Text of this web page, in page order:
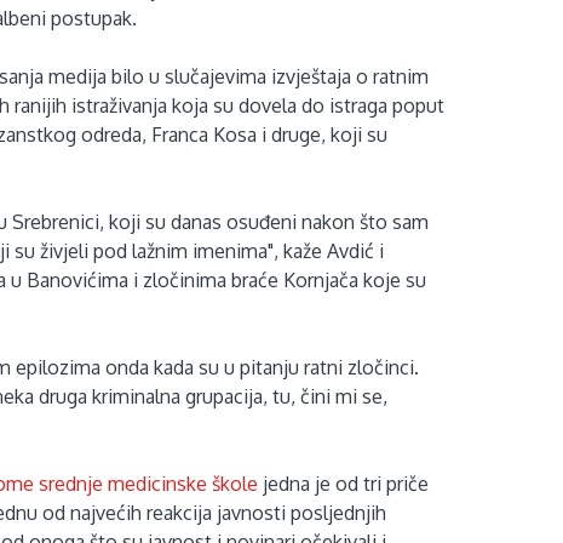
postupak.
medija bilo u slučajevima izvještaja o ratnim
istraživanja koja su dovela do istraga poput
odreda, Franca Kosa i druge, koji su
koji su danas osuđeni nakon što sam
živjeli pod lažnim imenima", kaže Avdić i
Banovićima i zločinima braće Kornjača koje su
onda kada su u pitanju ratni zločinci.
druga kriminalna grupacija, tu, čini mi se,
srednje medicinske škole jedna je od tri priče
od najvećih reakcija javnosti posljednjih